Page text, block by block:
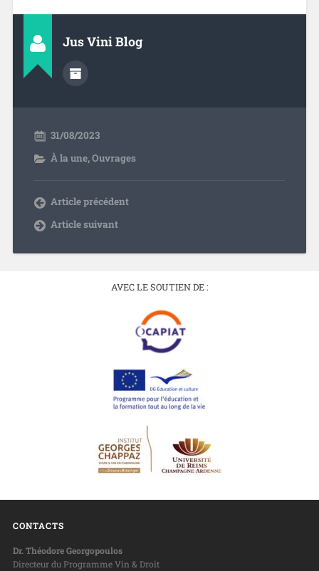
Jus Vini Blog
31/08/2023
À la une,Ouvrages
Article précédent
Article suivant
AVEC LE SOUTIEN DE :
CONTACTS
Dr. Théodore Georgopoulos
Directeur du Programme Vin & Droit